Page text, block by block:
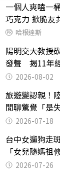
一個人爽嗑一
巧克力 掀脆友
哈根達斯
陽明交大教授
發聲 揭11年
2026-08-02
旅遊變認親！
閒聊驚覺「是
2026-07-18
台中女遛狗走
「女兒隨媽
致死判9月
2026-07-26